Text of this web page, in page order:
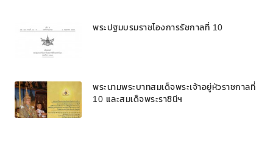
พระปฐมบรมราชโองการรัชกาลที่ 10
พระนามพระบาทสมเด็จพระเจ้าอยู่หัวราชกาลที่
10 และสมเด็จพระราชินีฯ